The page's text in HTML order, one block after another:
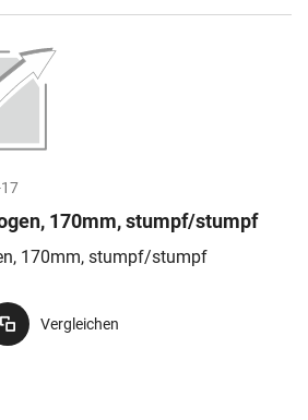
170mm, stumpf/stumpf
170mm, stumpf/stumpf
Vergleichen